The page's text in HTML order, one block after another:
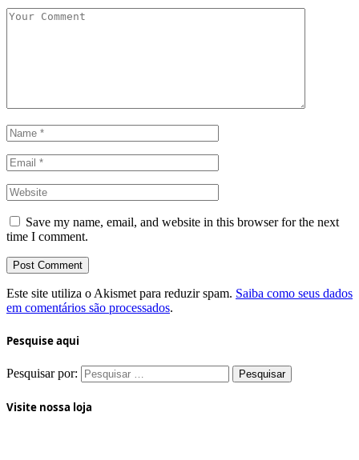
Save my name, email, and website in this browser for the next
time I comment.
Este site utiliza o Akismet para reduzir spam. Saiba como seus dados
em comentários são processados.
Pesquise aqui
Pesquisar por:
Visite nossa loja